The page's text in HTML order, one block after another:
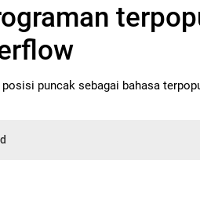
puncak sebagai bahasa